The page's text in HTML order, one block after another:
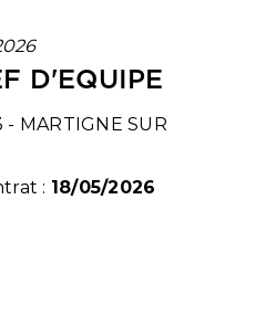
D'EQUIPE
- MARTIGNE SUR
: 18/05/2026